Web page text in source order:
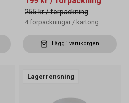
255 kr/ förpackning
4 förpackningar / kartong
Lägg i varukorgen
Lagerrensning